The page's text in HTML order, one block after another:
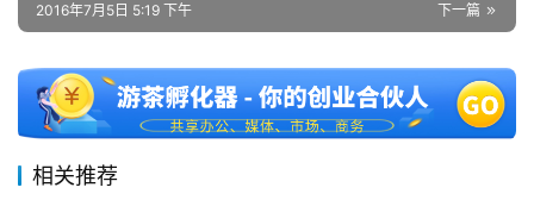
下一篇
2016年7月5日 5:19 下午
相关推荐